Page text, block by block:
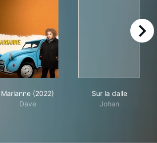
Marianne (2022)
Dave
Sur la dalle
Johan
right